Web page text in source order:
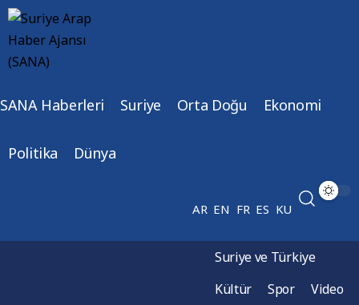
SANA Haberleri Suriye Orta Doğu Ekonomi
Politika Dünya
AR EN FR ES KU
Suriye ve Türkiye
Kültür
Spor
Video